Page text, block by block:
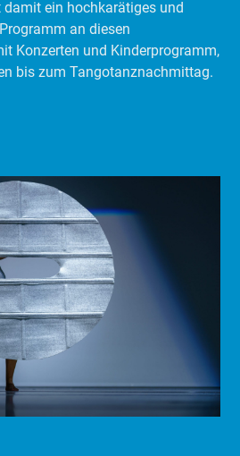
ein hochkarätiges und
an diesen
Konzerten und Kinderprogramm,
bis zum Tangotanznachmittag.